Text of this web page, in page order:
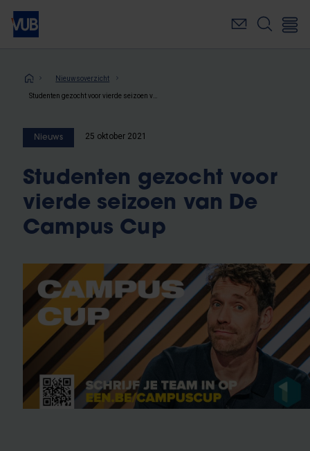
Overslaan
naar
inhoudKruimelpad
Nieuwsoverzicht
Nieuws 25 oktober 2021
Studenten gezocht voor
vierde seizoen van De
Campus Cup